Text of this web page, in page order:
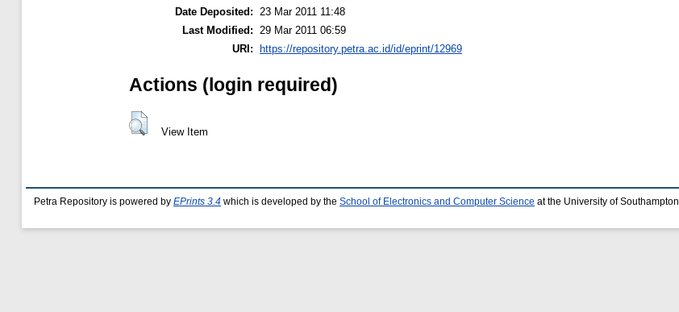
Date Deposited:
23 Mar 2011 11:48
Last Modified:
29 Mar 2011 06:59
URI: https://repository.petra.ac.id/id/eprint/12969
Actions (login required)
View Item
Petra Repository is powered by EPrints 3.4 which is developed by the School of Electronics and Computer Science at the University of Southampton.